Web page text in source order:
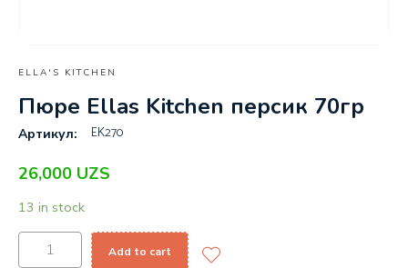
ELLA'S KITCHEN
Пюре Ellas Kitchen персик 70гр
Артикул: EK270
26,000 UZS
13 in stock
Add to cart